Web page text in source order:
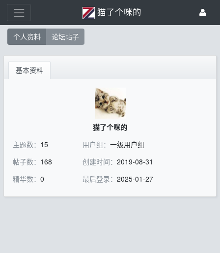
猫了个咪的
个人资料 论坛帖子
基本资料
猫了个咪的
主题数： 15
帖子数： 168
精华数： 0
用户组： 一级用户组
创建时间： 2019-08-31
最后登录： 2025-01-27